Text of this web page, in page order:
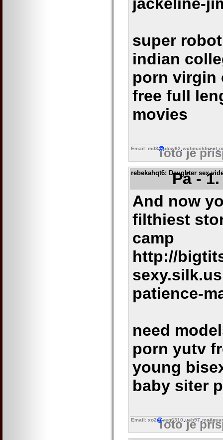
jackeline-
super
indian
porn virgin
free full
movies
Email: md3 dow62 webmaildirect
Toto je
rebekahqt6: Daughter sex
Pá -
And now
filthiest
camp
http://
patience-
need
porn yutv
young
baby siter
Email: xo2 reg6310 usb97
Toto je